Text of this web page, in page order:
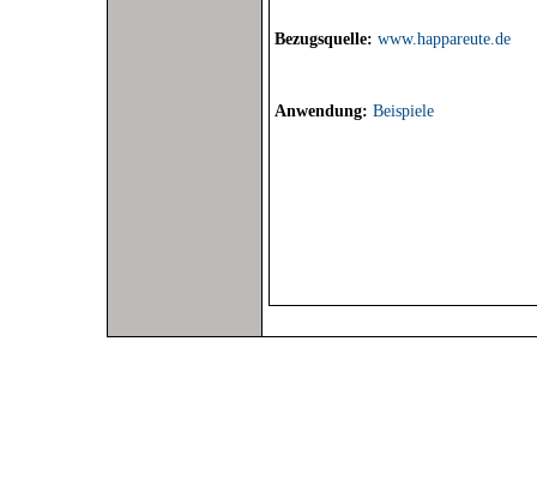
Bezugsquelle: www.happareute.de
Anwendung: Beispiele